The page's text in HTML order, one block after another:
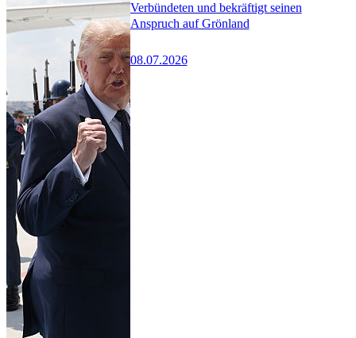
Verbündeten und bekräftigt seinen
Anspruch auf Grönland
08.07.2026